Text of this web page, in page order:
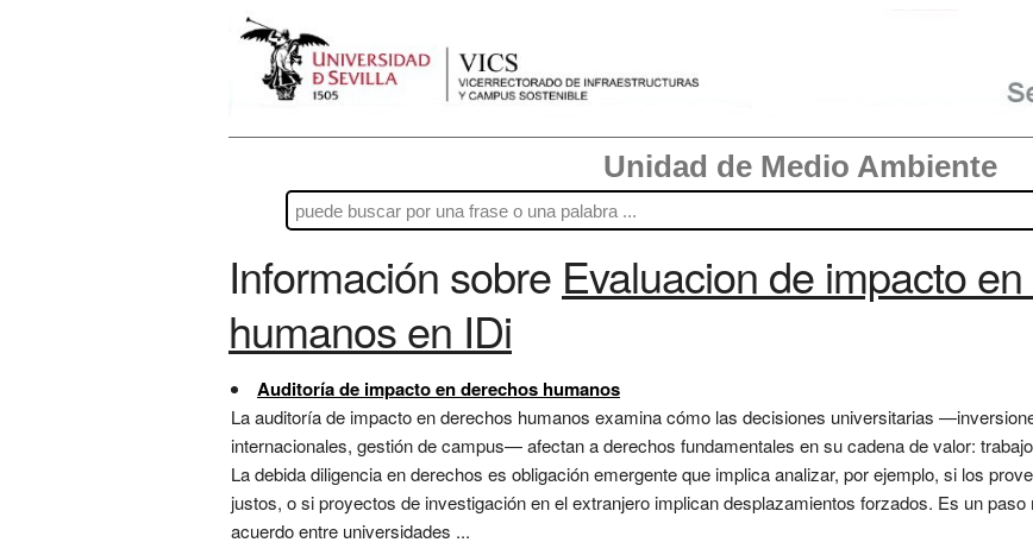
Unidad de Medio Ambiente
Información sobre Evaluacion de impacto
humanos en IDi
Auditoría de impacto en derechos humanos
La auditoría de impacto en derechos humanos examina cómo las decisiones universitarias
internacionales, gestión de campus— afectan a derechos fundamentales en su cadena de valor:
La debida diligencia en derechos es obligación emergente que implica analizar, por ejemplo, si los
justos, o si proyectos de investigación en el extranjero implican desplazamientos forzados. Es un
acuerdo entre universidades ...